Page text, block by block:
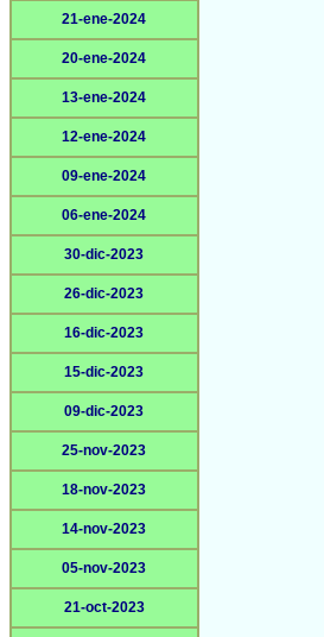
21-ene-2024
20-ene-2024
13-ene-2024
12-ene-2024
09-ene-2024
06-ene-2024
30-dic-2023
26-dic-2023
16-dic-2023
15-dic-2023
09-dic-2023
25-nov-2023
18-nov-2023
14-nov-2023
05-nov-2023
21-oct-2023